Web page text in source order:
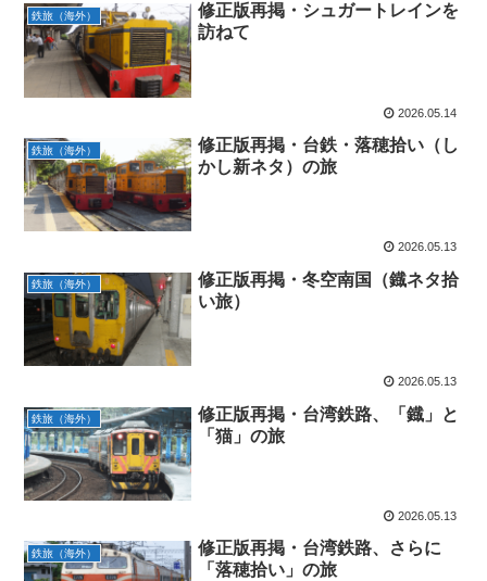
鉄旅（海外）
修正版再掲・シュガートレインを
訪ねて
2026.05.14
鉄旅（海外）
修正版再掲・台鉄・落穂拾い（し
かし新ネタ）の旅
2026.05.13
鉄旅（海外）
修正版再掲・冬空南国（鐡ネタ拾
い旅）
2026.05.13
鉄旅（海外）
修正版再掲・台湾鉄路、「鐡」と
「猫」の旅
2026.05.13
鉄旅（海外）
修正版再掲・台湾鉄路、さらに
「落穂拾い」の旅